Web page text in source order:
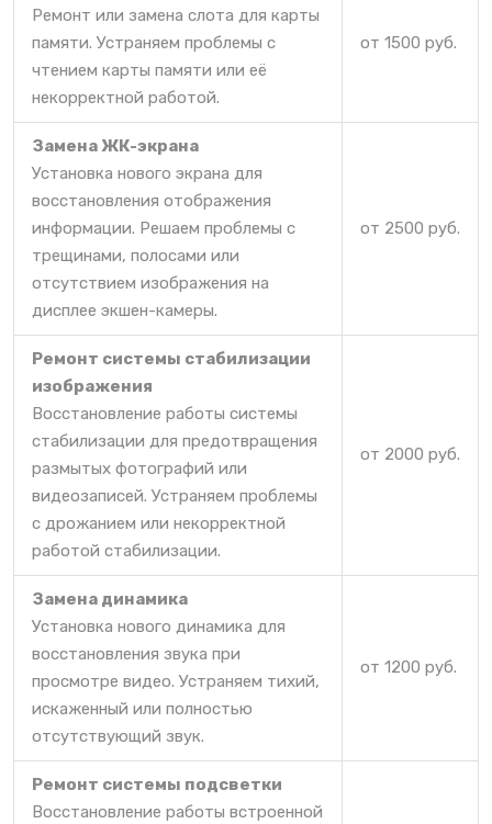
Ремонт или замена слота для карты
памяти. Устраняем проблемы с
чтением карты памяти или её
некорректной работой.
от 1500 руб.
Замена ЖК-экрана
Установка нового экрана для
восстановления отображения
информации. Решаем проблемы с
трещинами, полосами или
отсутствием изображения на
дисплее экшен-камеры.
от 2500 руб.
Ремонт системы стабилизации
изображения
Восстановление работы системы
стабилизации для предотвращения
размытых фотографий или
видеозаписей. Устраняем проблемы
с дрожанием или некорректной
работой стабилизации.
от 2000 руб.
Замена динамика
Установка нового динамика для
восстановления звука при
просмотре видео. Устраняем тихий,
искаженный или полностью
отсутствующий звук.
от 1200 руб.
Ремонт системы подсветки
Восстановление работы встроенной